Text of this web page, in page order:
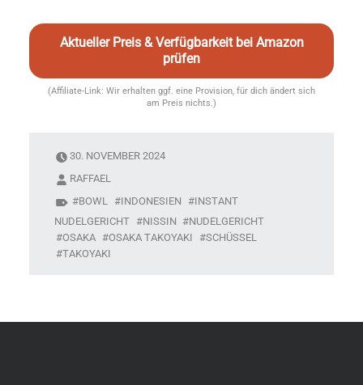
Aktueller Preis & Verfügbarkeit bei Amazon
prüfen
(Affiliate-Link: Wir erhalten ggf. eine Provision, für dich ändert sich
am Preis nichts.)
30. NOVEMBER 2024
RAFFAEL
BOWL
INDONESIEN
INSTANT
NUDELGERICHT
NISSIN
NUDELGERICHT
OSAKA
OSAKA TAKOYAKI
SCHÜSSEL
TAKOYAKI